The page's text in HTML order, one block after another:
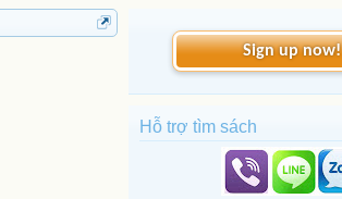
Sign up now!
Hỗ trợ tìm sách